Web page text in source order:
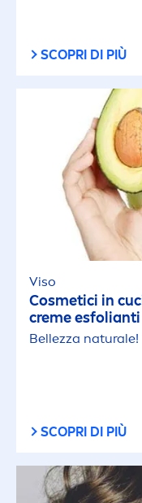
SCOPRI DI PIÙ
Viso
Cosmetici in
cremeesfolianti
Bellezza naturale!
SCOPRI DI PIÙ